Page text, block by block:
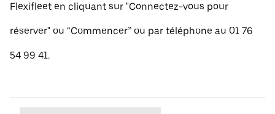
Flexifleet en cliquant sur "Connectez-vous pour
réserver" ou “Commencer” ou par téléphone au 01 76
54 99 41.